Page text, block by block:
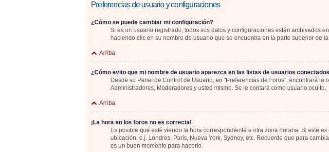
Preferencias de usuario y configuraciones
¿Cómo se puede cambiar mi configuración?
Si es un usuario registrado, todos sus datos y configuraciones están archivados
haciendo clic en su nombre de usuario que se encuentra en la parte superior de
Arriba
¿Cómo evito que mi nombre de usuario aparezca en las listas de usuarios
Desde su Panel de Control de Usuario, en "Preferencias de Foros", encontrará la
Administradores, Moderadores y usted mismo. Se le contará como usuario oculto.
Arriba
¡La hora en los foros no es correcta!
Es posible que esté viendo la hora correspondiente a otra zona horaria. Si este
ubicación, e.j. Londres, París, Nueva York, Sydney, etc. Recuerde que para
es un buen momento para hacerlo.